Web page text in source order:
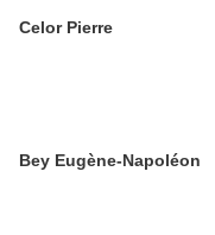
Celor Pierre
Bey Eugène-Napoléon